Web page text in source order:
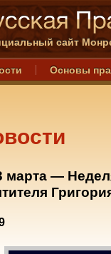
сайт
Основы
марта —